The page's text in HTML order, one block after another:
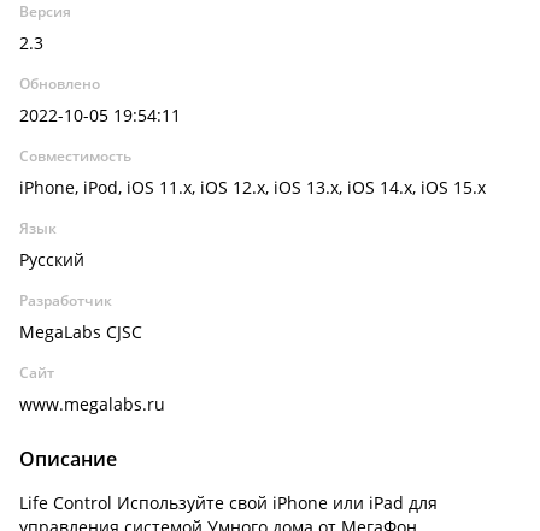
Версия
2.3
Обновлено
2022-10-05 19:54:11
Совместимость
iPhone, iPod, iOS 11.x, iOS 12.x, iOS 13.x, iOS 14.x, iOS 15.x
Язык
Русский
Разработчик
MegaLabs CJSC
Сайт
www.megalabs.ru
Описание
Life Control Используйте свой iPhone или iPad для